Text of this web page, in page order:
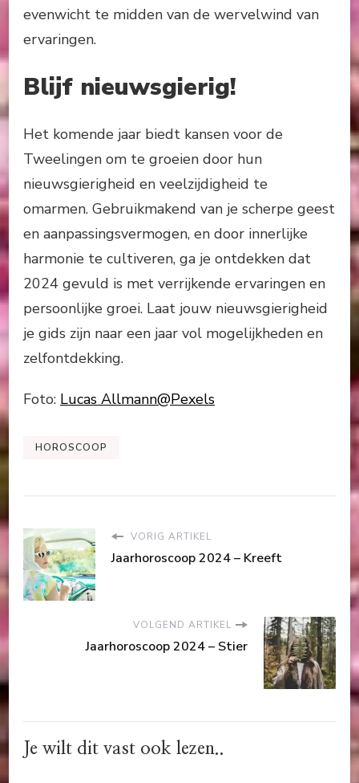
evenwicht te midden van de wervelwind van
ervaringen.
Blijf nieuwsgierig!
Het komende jaar biedt kansen voor de
Tweelingen om te groeien door hun
nieuwsgierigheid en veelzijdigheid te
omarmen. Gebruikmakend van je scherpe geest
en aanpassingsvermogen, en door innerlijke
harmonie te cultiveren, ga je ontdekken dat
2024 gevuld is met verrijkende ervaringen en
persoonlijke groei. Laat jouw nieuwsgierigheid
je gids zijn naar een jaar vol mogelijkheden en
zelfontdekking.
Foto: Lucas Allmann@Pexels
HOROSCOOP
VORIG ARTIKEL
Jaarhoroscoop 2024 – Kreeft
VOLGEND ARTIKEL
Jaarhoroscoop 2024 – Stier
Je wilt dit vast ook lezen..